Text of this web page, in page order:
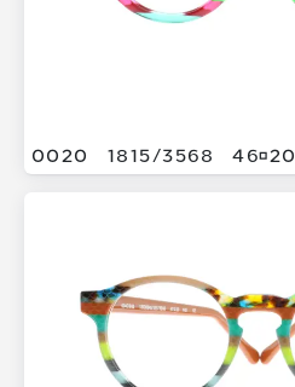
0020 1815/3568 4620